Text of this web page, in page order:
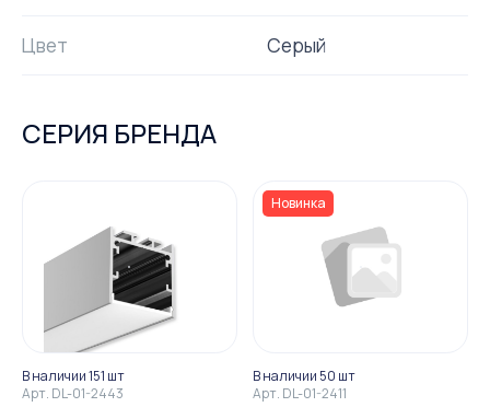
Цвет Серый
СЕРИЯ БРЕНДА
В наличии 151 шт
Арт. DL-01-2443
Новинка
В наличии 50 шт
Арт. DL-01-2411